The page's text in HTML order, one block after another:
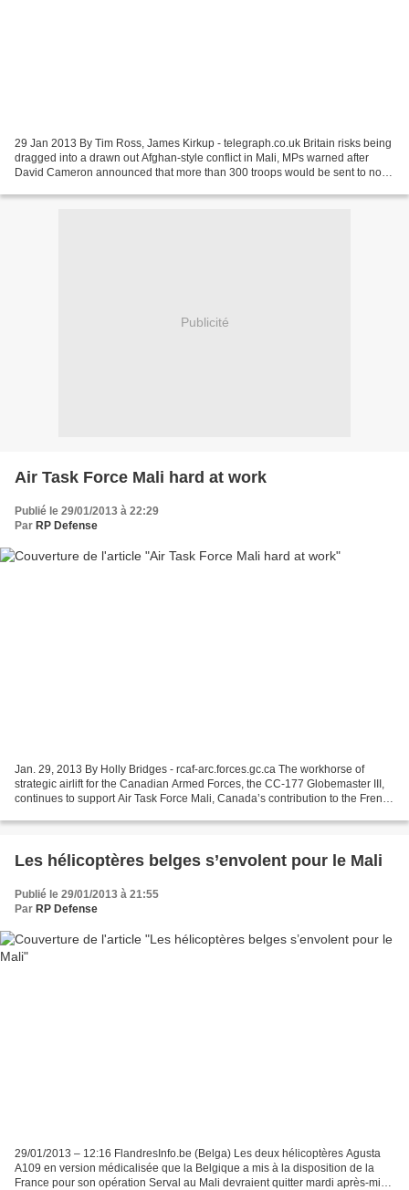
29 Jan 2013 By Tim Ross, James Kirkup - telegraph.co.uk Britain risks being
dragged into a drawn out Afghan-style conflict in Mali, MPs warned after
David Cameron announced that more than 300 troops would be sent to north
Publicité
Air Task Force Mali hard at work
Publié le 29/01/2013 à 22:29
Par RP Defense
Jan. 29, 2013 By Holly Bridges - rcaf-arc.forces.gc.ca The workhorse of
strategic airlift for the Canadian Armed Forces, the CC-177 Globemaster III,
continues to support Air Task Force Mali, Canada’s contribution to the French
Les hélicoptères belges s’envolent pour le Mali
Publié le 29/01/2013 à 21:55
Par RP Defense
29/01/2013 – 12:16 FlandresInfo.be (Belga) Les deux hélicoptères Agusta
A109 en version médicalisée que la Belgique a mis à la disposition de la
France pour son opération Serval au Mali devraient quitter mardi après-midi